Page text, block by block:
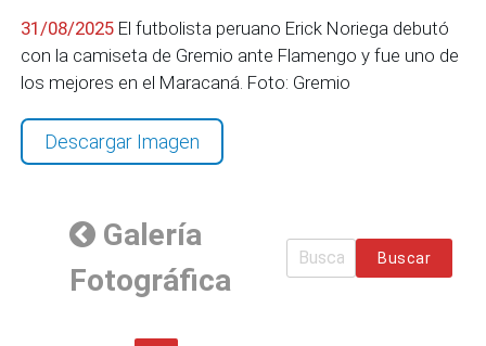
31/08/2025 El futbolista peruano Erick Noriega debutó
con la camiseta de Gremio ante Flamengo y fue uno de
los mejores en el Maracaná. Foto: Gremio
Descargar Imagen
Galería
Fotográfica
Buscar